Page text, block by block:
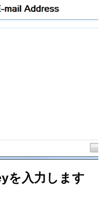
を入力します